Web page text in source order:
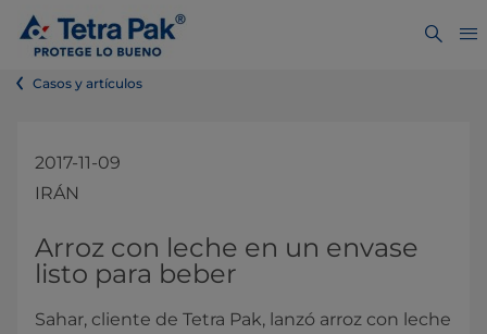
Casos y artículos
2017-11-09
IRÁN
Arroz con leche en un envase
listo para beber
Sahar, cliente de Tetra Pak, lanzó arroz con leche